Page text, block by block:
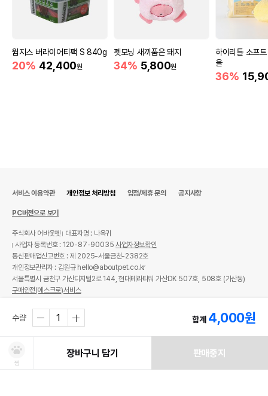
윔지스 버라이어티팩 S 840g
20% 42,400원
펫모닝 새끼품은 돼지
34% 5,800원
하이리틀 소프
올
36%
수량 합계 4,000원
찜
장바구니 담기 판매중지
서비스 이용약관 개인정보 처리방침 입점/제휴 문의 공지사항
PC버전으로 보기
주식회사 어바웃펫
대표자명 : 나옥귀
사업자 등록번호 : 120-87-90035사업자정보확인
통신판매업신고번호 : 제 2025-서울금천-2382호
개인정보관리자 : 김원규 hello@aboutpet.co.kr
서울특별시 금천구 가산디지털2로 144, 현대테라타워 가산DK 507호, 508호 (가산동)
구매안전(에스크로)서비스